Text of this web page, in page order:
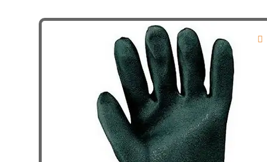
meerdere
variaties.
Deze
optie
kan
gekozen
worden
op
de
productpagina